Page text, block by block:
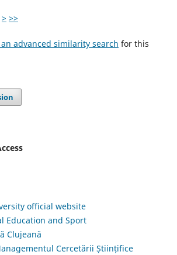
> >>
advanced similarity search for this
official website
Education and Sport
Clujeană
Cercetării Științifice